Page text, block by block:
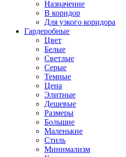
Назначение
В коридор
Для узкого коридора
Гардеробные
Цвет
Белые
Светлые
Серые
Темные
Цена
Элитные
Дешевые
Размеры
Большие
Маленькие
Стиль
Минимализм